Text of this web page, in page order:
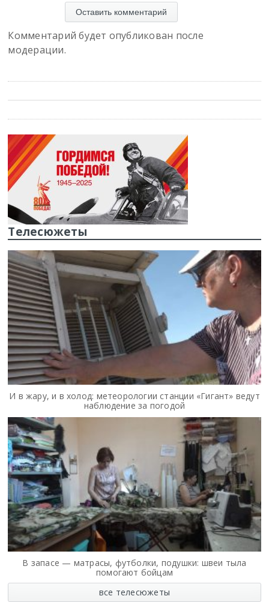
Комментарий будет опубликован после
модерации.
Телесюжеты
И в жару, и в холод: метеорологии станции «Гигант» ведут
наблюдение за погодой
В запасе — матрасы, футболки, подушки: швеи тыла
помогают бойцам
все телесюжеты